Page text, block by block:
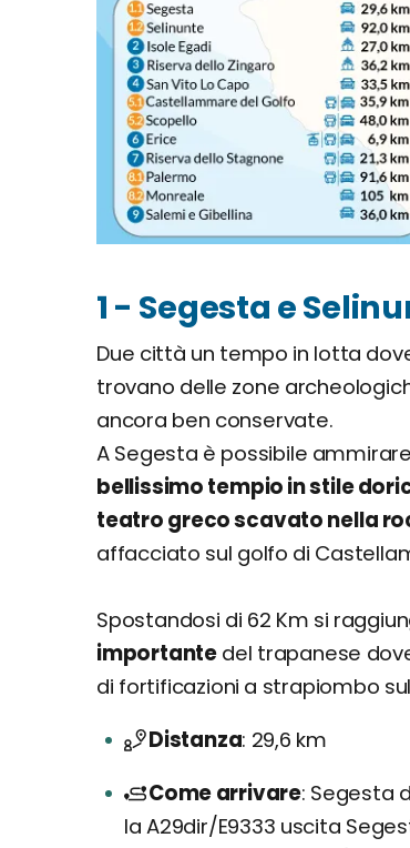
1 - Segesta e
Due città un tempo in lotta
trovano delle zone
ancora ben conservate.
A Segesta è possibile
bellissimo tempio in stile
teatro greco scavato nella
affacciato sul golfo di
Spostandosi di 62 Km si
importante del trapanese
di fortificazioni a strapiombo
Distanza 29,6 km
Come arrivare Segesta
la A29dir/E9333 uscita